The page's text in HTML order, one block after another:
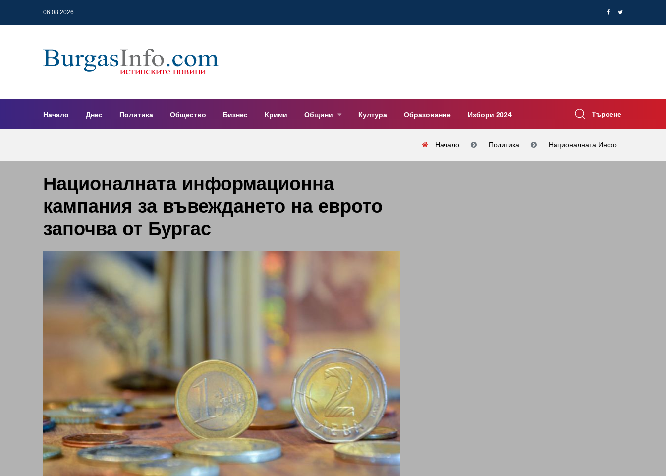
06.08.2026
Начало Днес Политика Общество Бизнес Крими Общини Култура Образование Избори 2024 Търсене
Начало Политика Националната Инфо...
Националната информационна
кампания за въвеждането на еврото
започва от Бургас